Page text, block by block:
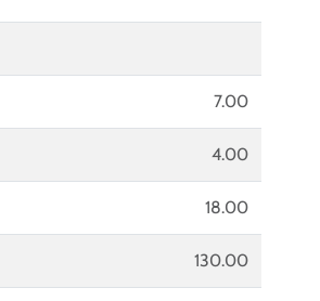
7.00
4.00
18.00
130.00